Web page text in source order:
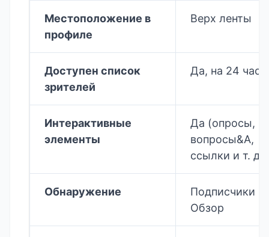
Местоположение в
профиле
Верх ленты
Доступен список
зрителей
Да, на 24 часа
Интерактивные
элементы
Да (опросы,
вопросы&А,
ссылки и т. д.
Обнаружение
Подписчики +
Обзор